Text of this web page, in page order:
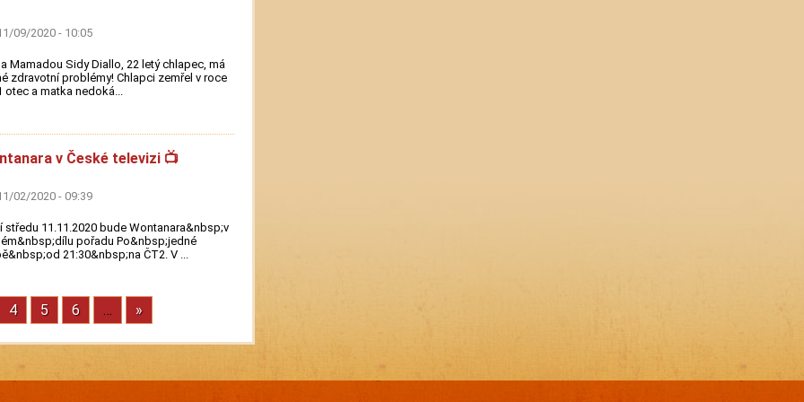
09/2020 - 10:05
Mamadou Sidy Diallo, 22 letý chlapec, má
zdravotní problémy! Chlapci zemřel v roce
otec a matka nedoká...
v České televizi 📺
02/2020 - 09:39
středu 11.11.2020 bude Wontanara&nbsp;v
pořadu Po&nbsp;jedné
21:30&nbsp;na ČT2. V ...
Stránka
4 Stránka
5 Stránka
6 …
Next
page
»